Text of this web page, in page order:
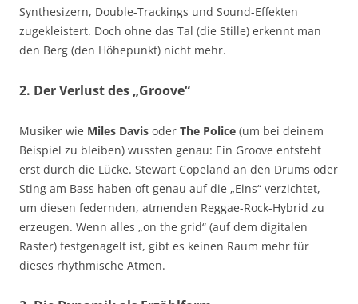
Synthesizern, Double-Trackings und Sound-Effekten
zugekleistert. Doch ohne das Tal (die Stille) erkennt man
den Berg (den Höhepunkt) nicht mehr.
2. Der Verlust des „Groove“
Musiker wie Miles Davis oder The Police (um bei deinem
Beispiel zu bleiben) wussten genau: Ein Groove entsteht
erst durch die Lücke. Stewart Copeland an den Drums oder
Sting am Bass haben oft genau auf die „Eins“ verzichtet,
um diesen federnden, atmenden Reggae-Rock-Hybrid zu
erzeugen. Wenn alles „on the grid“ (auf dem digitalen
Raster) festgenagelt ist, gibt es keinen Raum mehr für
dieses rhythmische Atmen.